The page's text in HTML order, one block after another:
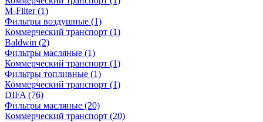
M-Filter(1)
Фильтры воздушные (1)
Коммерческий транспорт (1)
Baldwin (2)
Фильтры масляные (1)
Коммерческий транспорт (1)
Фильтры топливные (1)
Коммерческий транспорт (1)
DIFA (76)
Фильтры масляные (20)
Коммерческий транспорт (20)